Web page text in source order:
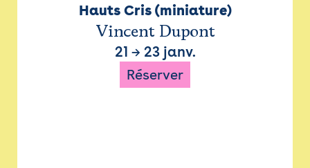
Hauts Cris (miniature)
Vincent Dupont
21 → 23 janv.
Réserver